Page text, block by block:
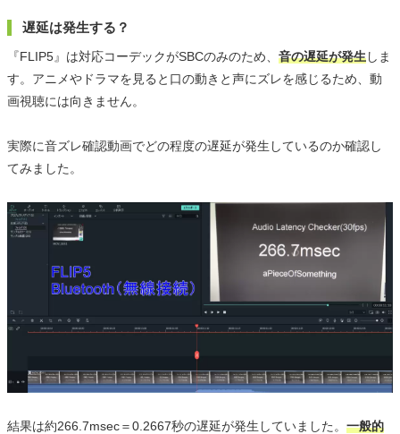
遅延は発生する？
『FLIP5』は対応コーデックがSBCのみのため、 音の遅延が発生しま
す。アニメやドラマを見ると口の動きと声にズレを感じるため、動
画視聴には向きません。
実際に音ズレ確認動画でどの程度の遅延が発生しているのか確認し
てみました。
結果は約266.7msec＝0.2667秒の遅延が発生していました。 一般的